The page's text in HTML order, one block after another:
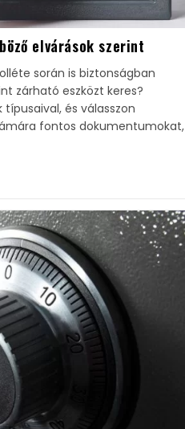
elvárások szerint
során is biztonságban
zárható eszközt keres?
és válasszon
fontos dokumentumokat,